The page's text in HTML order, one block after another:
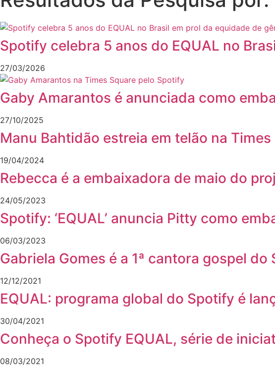
Spotify celebra 5 anos do EQUAL no
27/03/2026
Gaby Amarantos é anunciada como
27/10/2025
Manu Bahtidão estreia em telão na
19/04/2024
Rebecca é a embaixadora de maio do
24/05/2023
Spotify: ‘EQUAL’ anuncia Pitty como
06/03/2023
Gabriela Gomes é a 1ª cantora gospel do
12/12/2021
EQUAL: programa global do Spotify é
30/04/2021
Conheça o Spotify EQUAL, série de
08/03/2021